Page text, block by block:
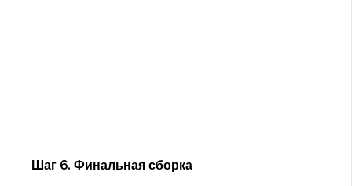
Шаг 6. Финальная сборка